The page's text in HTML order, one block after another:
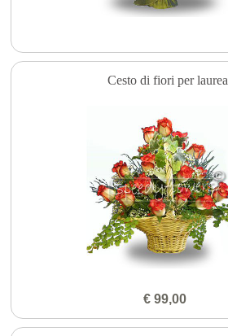
Cesto di fiori per laurea
€ 99,00